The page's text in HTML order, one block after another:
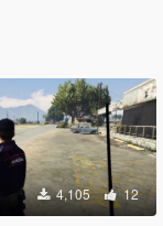
4,105 12